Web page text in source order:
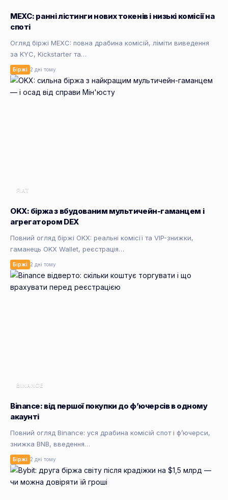
MEXC: ранні лістинги нових токенів і низькі комісії на
споті
Огляд біржі MEXC: повна драбина комісій, ліміти виведення
за KYC, Kickstarter та…
Біржі 2 дні тому
FIAT
OKX: біржа з вбудованим мультичейн-гаманцем і
агрегатором DEX
Повний огляд біржі OKX: реальні комісії та VIP-знижки,
гаманець OKX Wallet, реєстрація…
Біржі 2 дні тому
BINANCE
Binance: від першої покупки до фʼючерсів в одному
акаунті
Повний огляд Binance: уся драбина комісій спот і фʼючерси,
знижка BNB, введення…
Біржі 2 дні тому